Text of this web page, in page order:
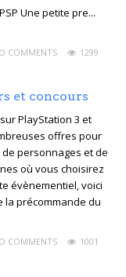
Une petite pre...
COMMENTS
1299
et concours
PlayStation 3 et
offres pour
personnages et de
où vous choisirez
évènementiel, voici
précommande du
COMMENTS
1001